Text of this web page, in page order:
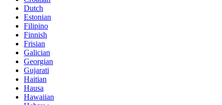
Dutch
Estonian
Filipino
Finnish
Frisian
Galician
Georgian
Gujarati
Haitian
Hausa
Hawaiian